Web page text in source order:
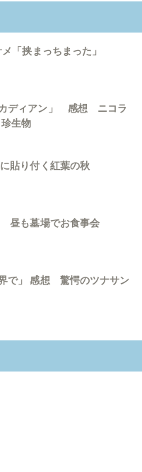
「挟まっちまった」
カディアン」 感想 ニコラ
生物
貼り付く紅葉の秋
昼も墓場でお食事会
で」 感想 驚愕のツナサン